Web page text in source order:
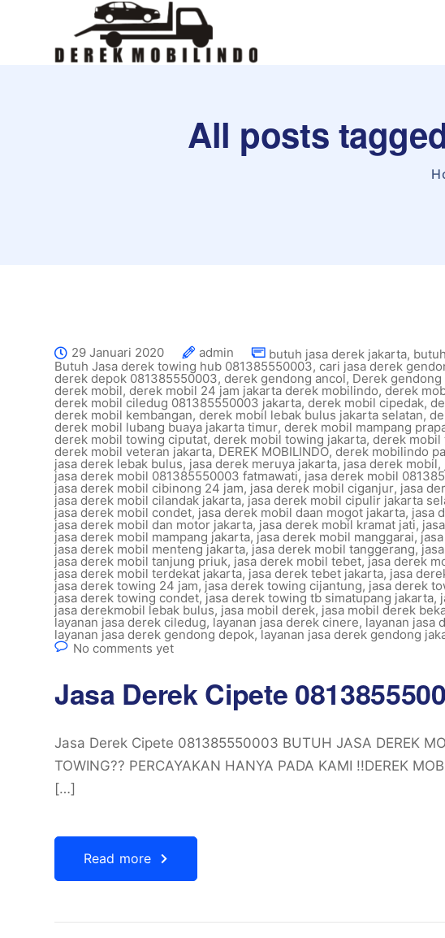
All posts
29 Januari 2020 admin butuh jasa derek jakarta,
Butuh Jasa derek towing hub 081385550003, cari jasa derek
derek depok 081385550003, derek gendong ancol, Derek gendong
derek mobil, derek mobil 24 jam jakarta derek mobilindo, derek
derek mobil ciledug 081385550003 jakarta, derek mobil cipedak,
derek mobil kembangan, derek mobil lebak bulus jakarta selatan,
derek mobil lubang buaya jakarta timur, derek mobil mampang
derek mobil towing ciputat, derek mobil towing jakarta, derek mobil
derek mobil veteran jakarta, DEREK MOBILINDO, derek mobilindo
jasa derek lebak bulus, jasa derek meruya jakarta, jasa derek mobil,
jasa derek mobil 081385550003 fatmawati, jasa derek mobil
jasa derek mobil cibinong 24 jam, jasa derek mobil ciganjur, jasa
jasa derek mobil cilandak jakarta, jasa derek mobil cipulir jakarta
jasa derek mobil condet, jasa derek mobil daan mogot jakarta, jasa
jasa derek mobil dan motor jakarta, jasa derek mobil kramat jati,
jasa derek mobil mampang jakarta, jasa derek mobil manggarai,
jasa derek mobil menteng jakarta,jasa derek mobil tanggerang,
jasa derek mobil tanjung priuk, jasa derek mobil tebet, jasa derek
jasa derek mobil terdekat jakarta, jasa derek tebet jakarta, jasa
jasa derek towing 24 jam,jasa derek towing cijantung, jasa derek
jasa derek towing condet,jasa derek towing tb simatupang jakarta,
jasa derekmobil lebak bulus, jasa mobil derek, jasa mobil derek
layanan jasa derek ciledug, layanan jasa derek cinere, layanan jasa
layanan jasa derek gendong depok,layanan jasa derek gendong
No comments yet
Jasa Derek Cipete
Jasa Derek Cipete 081385550003 BUTUH JASA DEREK
TOWING?? PERCAYAKAN HANYA PADA KAMI !!DEREK
[…]
Read more